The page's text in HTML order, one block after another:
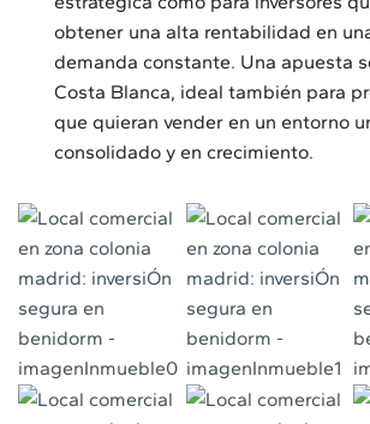
obtener una alta rentabilidad en
demanda constante. Una apuesta
Costa Blanca, ideal también para
que quieran vender en un entorno
consolidado y en crecimiento.